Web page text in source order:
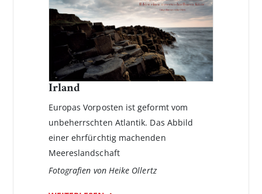
Irland
Europas Vorposten ist geformt vom
unbeherrschten Atlantik. Das Abbild
einer ehrfürchtig machenden
Meereslandschaft
Fotografien von Heike Ollertz